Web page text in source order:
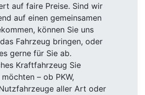
auf faire Preise. Sind wir
auf einen gemeinsamen
können Sie uns
Fahrzeug bringen, oder
gerne für Sie ab.
Kraftfahrzeug Sie
– ob PKW,
aller Art oder